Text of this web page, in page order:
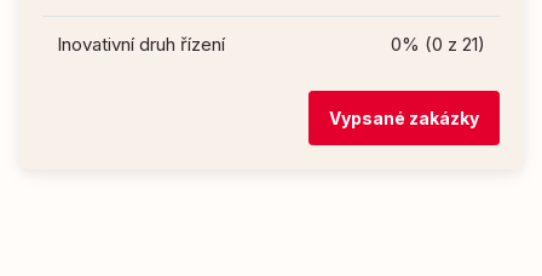
Inovativní druh řízení 0% (0 z 21)
Vypsané zakázky